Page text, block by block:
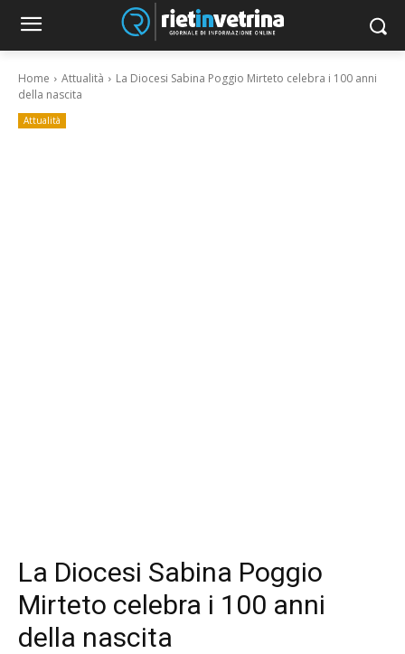
Home Attualità
La Diocesi Sabina Poggio Mirteto celebra i 100 anni
della nascita
Attualità
La Diocesi Sabina Poggio
Mirteto celebra i 100 anni
della nascita